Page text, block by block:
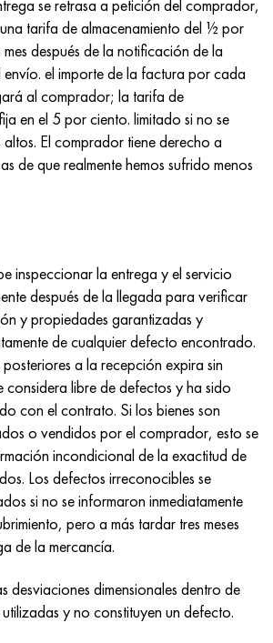
se retrasa a petición del comprador,
tarifa de almacenamiento del ½ por
después de la notificación de la
el importe de la factura por cada
al comprador; la tarifa de
en el 5 por ciento. limitado si no se
El comprador tiene derecho a
de que realmente hemos sufrido menos
inspeccionar la entrega y el servicio
después de la llegada para verificar
y propiedades garantizadas y
de cualquier defecto encontrado.
a la recepción expira sin
considera libre de defectos y ha sido
con el contrato. Si los bienes son
o vendidos por el comprador, esto se
incondicional de la exactitud de
Los defectos irreconocibles se
si no se informaron inmediatamente
pero a más tardar tres meses
de la mercancía.
desviaciones dimensionales dentro de
y no constituyen un defecto.